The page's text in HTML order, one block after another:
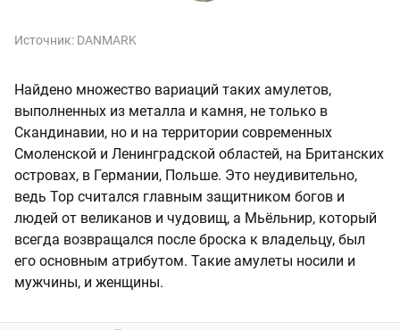
Источник: DANMARK
Найдено множество вариаций таких амулетов,
выполненных из металла и камня, не только в
Скандинавии, но и на территории современных
Смоленской и Ленинградской областей, на Британских
островах, в Германии, Польше. Это неудивительно,
ведь Тор считался главным защитником богов и
людей от великанов и чудовищ, а Мьёльнир, который
всегда возвращался после броска к владельцу, был
его основным атрибутом. Такие амулеты носили и
мужчины, и женщины.